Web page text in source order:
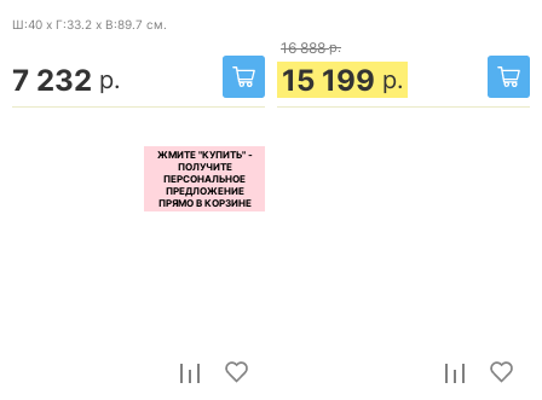
Ш:40 x Г:33.2 x В:89.7 см.
7 232 р.
16 888 р.
15 199 р.